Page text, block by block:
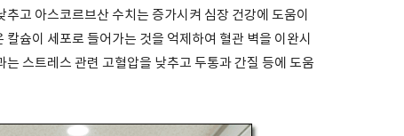
고 아스코르브산 수치는 증가시켜 심장 건강에 도움이
슘이 세포로 들어가는 것을 억제하여 혈관 벽을 이완시
스트레스 관련 고혈압을 낮추고 두통과 간질 등에 도움